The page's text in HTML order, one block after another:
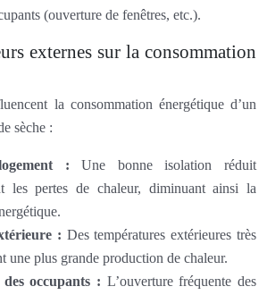
(ouverture de fenêtres, etc.).
externes sur la consommation
la consommation énergétique d’un
sèche :
:Une bonne isolation réduit
les pertes de chaleur, diminuant ainsi la
: Des températures extérieures très
une plus grande production de chaleur.
occupants : L’ouverture fréquente des